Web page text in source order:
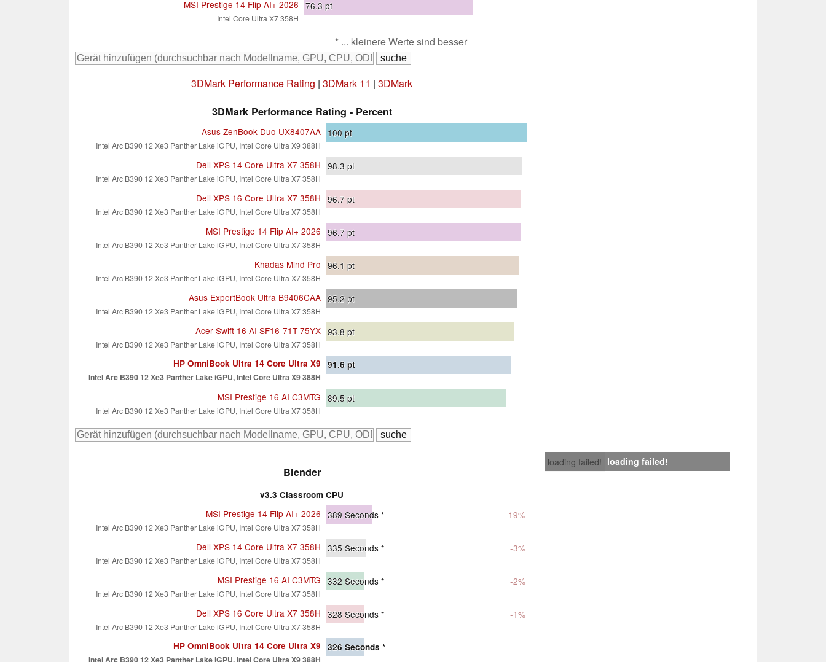
MSI Prestige 14 Flip AI+ 2026
Intel Core Ultra X7 358H
76.3 pt
* ... kleinere Werte sind besser
3DMark Performance Rating | 3DMark 11 | 3DMark
3DMark Performance Rating - Percent
Asus ZenBook Duo UX8407AA
Intel Arc B390 12 Xe3 Panther Lake iGPU, Intel Core Ultra X9 388H
100 pt
Dell XPS 14 Core Ultra X7 358H
Intel Arc B390 12 Xe3 Panther Lake iGPU, Intel Core Ultra X7 358H
98.3 pt
Dell XPS 16 Core Ultra X7 358H
Intel Arc B390 12 Xe3 Panther Lake iGPU, Intel Core Ultra X7 358H
96.7 pt
MSI Prestige 14 Flip AI+ 2026
Intel Arc B390 12 Xe3 Panther Lake iGPU, Intel Core Ultra X7 358H
96.7 pt
Khadas Mind Pro
Intel Arc B390 12 Xe3 Panther Lake iGPU, Intel Core Ultra X7 358H
96.1 pt
Asus ExpertBook Ultra B9406CAA
Intel Arc B390 12 Xe3 Panther Lake iGPU, Intel Core Ultra X7 358H
95.2 pt
Acer Swift 16 AI SF16-71T-75YX
Intel Arc B390 12 Xe3 Panther Lake iGPU, Intel Core Ultra X7 358H
93.8 pt
HP OmniBook Ultra 14 Core Ultra X9
Intel Arc B390 12 Xe3 Panther Lake iGPU, Intel Core Ultra X9 388H
91.6 pt
MSI Prestige 16 AI C3MTG
Intel Arc B390 12 Xe3 Panther Lake iGPU, Intel Core Ultra X7 358H
89.5 pt
loading failed! loading failed!
Blender
v3.3 Classroom CPU
MSI Prestige 14 Flip AI+ 2026
Intel Arc B390 12 Xe3 Panther Lake iGPU, Intel Core Ultra X7 358H
389 Seconds * -19%
Dell XPS 14 Core Ultra X7 358H
Intel Arc B390 12 Xe3 Panther Lake iGPU, Intel Core Ultra X7 358H
335 Seconds * -3%
MSI Prestige 16 AI C3MTG
Intel Arc B390 12 Xe3 Panther Lake iGPU, Intel Core Ultra X7 358H
332 Seconds * -2%
Dell XPS 16 Core Ultra X7 358H
Intel Arc B390 12 Xe3 Panther Lake iGPU, Intel Core Ultra X7 358H
328 Seconds * -1%
HP OmniBook Ultra 14 Core Ultra X9
Intel Arc B390 12 Xe3 Panther Lake iGPU, Intel Core Ultra X9 388H
326 Seconds *